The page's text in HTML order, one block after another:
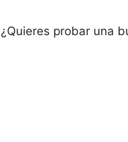
probar una